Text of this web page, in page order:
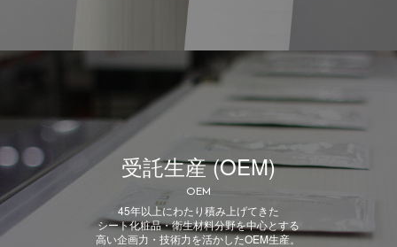
受託生産 (OEM)
OEM
45年以上にわたり積み上げてきた
シート化粧品・衛生材料分野を中心とする
高い企画力・技術力を活かしたOEM生産。